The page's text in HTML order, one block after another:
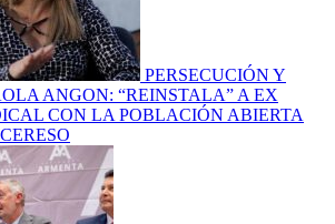
PERSECUCIÓN Y
ANGON: “REINSTALA” A EX
CON LA POBLACIÓN ABIERTA